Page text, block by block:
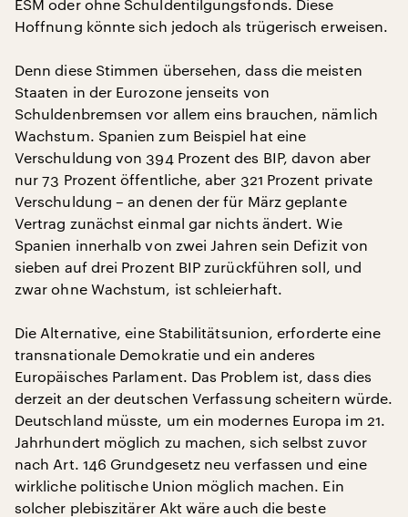
ESM oder ohne Schuldentilgungsfonds. Diese
Hoffnung könnte sich jedoch als trügerisch erweisen.
Denn diese Stimmen übersehen, dass die meisten
Staaten in der Eurozone jenseits von
Schuldenbremsen vor allem eins brauchen, nämlich
Wachstum. Spanien zum Beispiel hat eine
Verschuldung von 394 Prozent des BIP, davon aber
nur 73 Prozent öffentliche, aber 321 Prozent private
Verschuldung – an denen der für März geplante
Vertrag zunächst einmal gar nichts ändert. Wie
Spanien innerhalb von zwei Jahren sein Defizit von
sieben auf drei Prozent BIP zurückführen soll, und
zwar ohne Wachstum, ist schleierhaft.
Die Alternative, eine Stabilitätsunion, erforderte eine
transnationale Demokratie und ein anderes
Europäisches Parlament. Das Problem ist, dass dies
derzeit an der deutschen Verfassung scheitern würde.
Deutschland müsste, um ein modernes Europa im 21.
Jahrhundert möglich zu machen, sich selbst zuvor
nach Art. 146 Grundgesetz neu verfassen und eine
wirkliche politische Union möglich machen. Ein
solcher plebiszitärer Akt wäre auch die beste